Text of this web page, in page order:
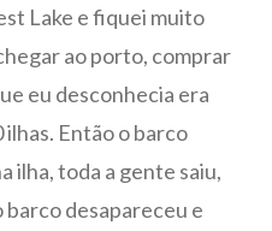
Lake e fiquei muito
ao porto, comprar
eu desconhecia era
Então o barco
ilha, toda a gente saiu,
barco desapareceu e